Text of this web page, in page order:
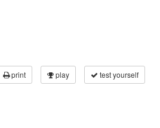
print play test yourself